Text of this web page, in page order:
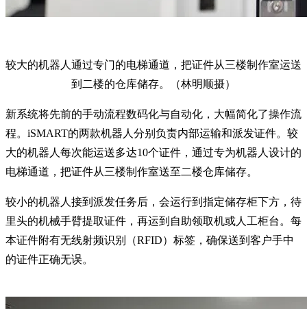
较大的机器人通过专门的电梯通道，把证件从三楼制作室运送
到二楼的仓库储存。（林明顺摄）
新系统将先前的手动流程数码化与自动化，大幅简化了操作流
程。iSMART的两款机器人分别负责内部运输和派发证件。较
大的机器人每次能运送多达10个证件，通过专为机器人设计的
电梯通道，把证件从三楼制作室送至二楼仓库储存。
较小的机器人接到派发任务后，会运行到指定储存柜下方，待
里头的机械手臂提取证件，再运到自助领取机或人工柜台。每
本证件附有无线射频识别（RFID）标签，确保送到客户手中
的证件正确无误。